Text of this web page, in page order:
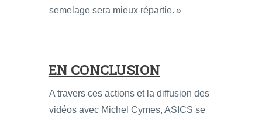
semelage sera mieux répartie. »
EN CONCLUSION
A travers ces actions et la diffusion des
vidéos avec Michel Cymes, ASICS se